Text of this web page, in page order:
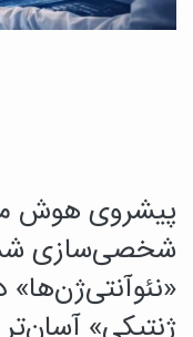
پیشروی هوش
شخصی‌سازی